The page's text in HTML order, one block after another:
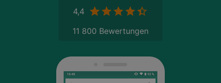
4,4
11 800 Bewertungen